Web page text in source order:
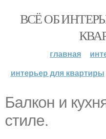
ВСЁ ОБ
главная
интерьер для квартиры
Балкон и
стиле.